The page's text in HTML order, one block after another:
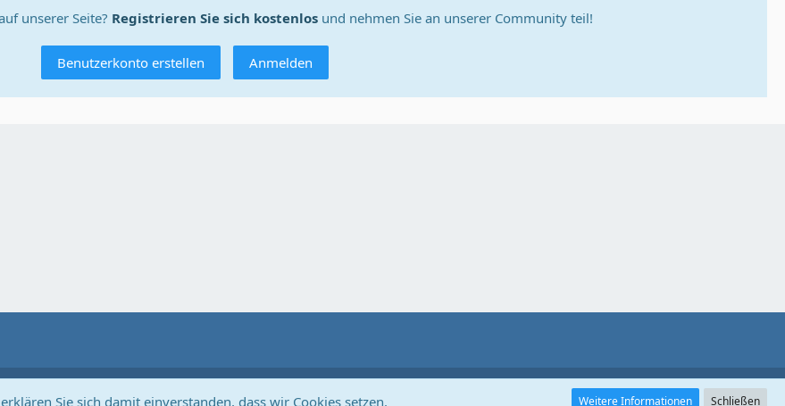
unserer Seite? Registrieren Sie sich kostenlos und nehmen Sie an unserer Community teil!
Benutzerkonto erstellen Anmelden
Community-Software:WoltLab Suite™
Sie sich damit einverstanden, dass wir Cookies setzen. Weitere Informationen Schließen